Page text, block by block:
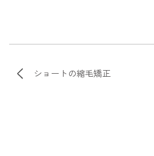
ショートの縮毛矯正